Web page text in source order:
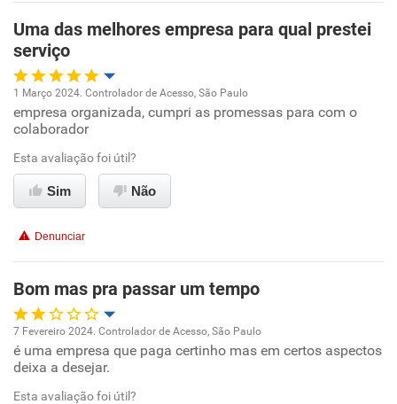
Recomenda esta empresa
Recomenda a diretoria
Uma das melhores empresa para qual prestei
serviço
Oportunidade de promoção
Ambiente de trabalho
Conciliação com a vida familiar
Recomenda esta empresa
Recomenda a diretoria
1 Março 2024. Controlador de Acesso, São Paulo
empresa organizada, cumpri as promessas para com o
colaborador
Esta avaliação foi útil?
Sim Não
Denunciar
Bom mas pra passar um tempo
Oportunidade de promoção
Ambiente de trabalho
7 Fevereiro 2024. Controlador de Acesso, São Paulo
é uma empresa que paga certinho mas em certos aspectos
deixa a desejar.
Esta avaliação foi útil?